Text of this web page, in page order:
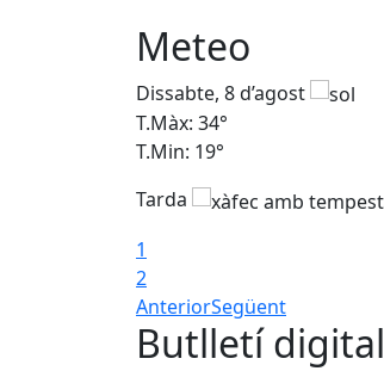
Meteo
Dissabte, 8 d’agost
T.Màx: 34°
T.Min: 19°
Tarda
1
2
AnteriorSegüent
Butlletí digital